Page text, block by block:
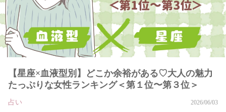
【星座×血液型別】どこか余裕がある♡大人の魅力
たっぷりな女性ランキング＜第１位〜第３位＞
占い 2026/06/03